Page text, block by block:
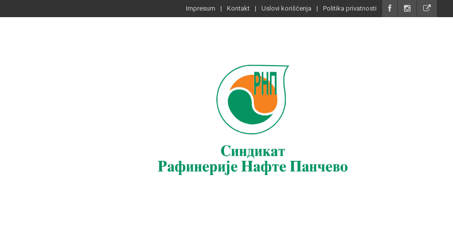
Impresum Kontakt Uslovi korišćenja Politika privatnosti